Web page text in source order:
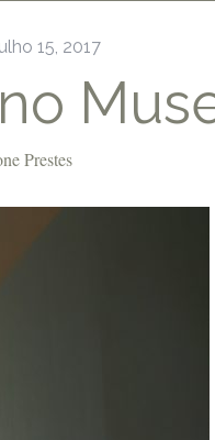
15, 2017
Prestes